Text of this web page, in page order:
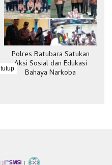
Polres Batubara Satukan
Aksi Sosial dan Edukasi
Bahaya Narkoba
tutup